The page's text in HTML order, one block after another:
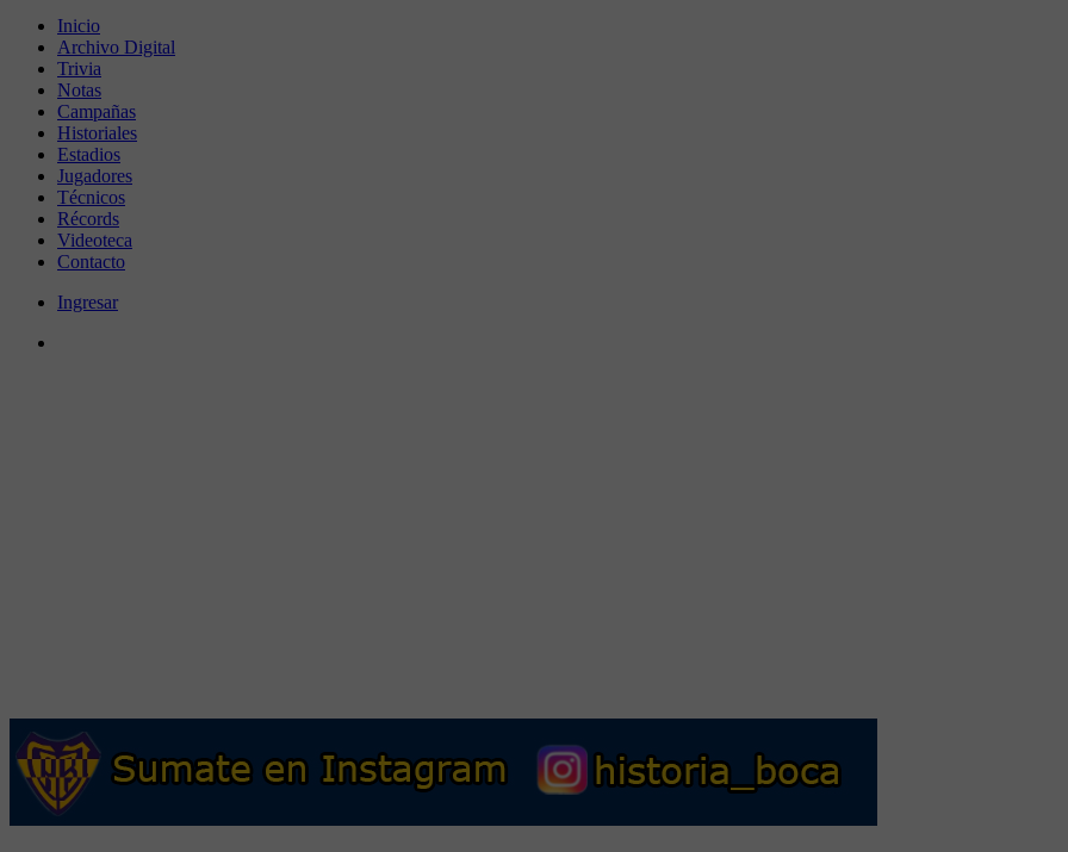
Inicio
Archivo Digital
Trivia
Notas
Campañas
Historiales
Estadios
Jugadores
Técnicos
Récords
Videoteca
Contacto
Ingresar